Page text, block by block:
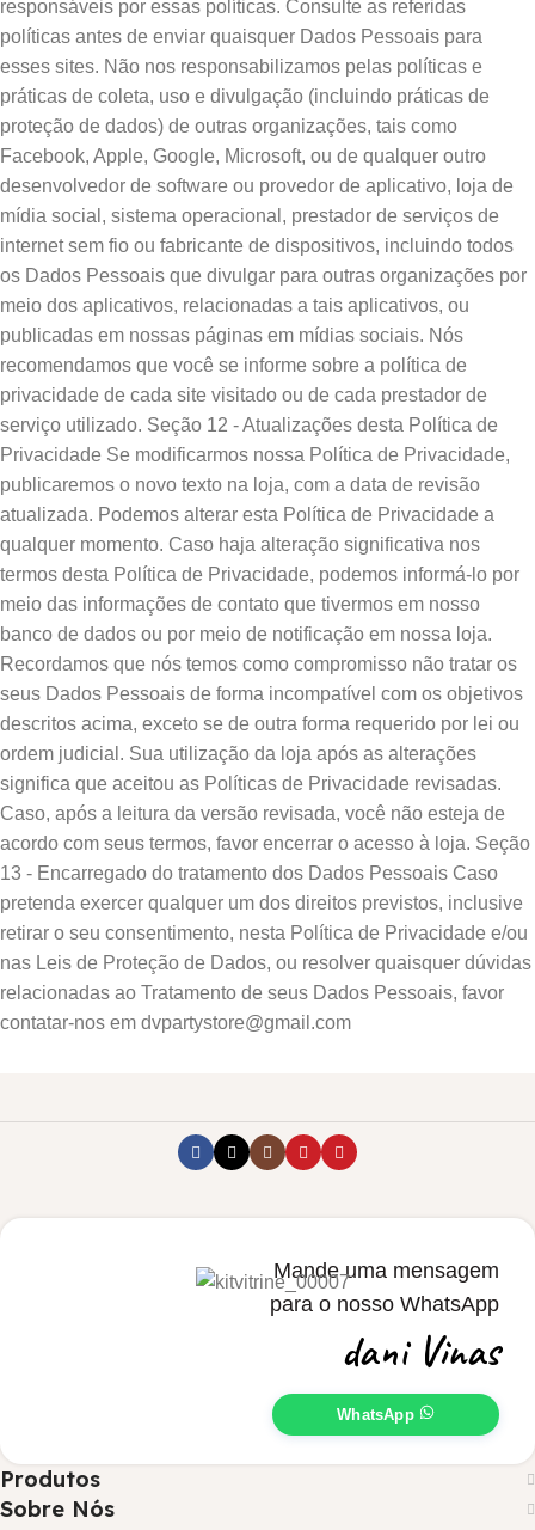
Mande uma mensagem
para o nosso WhatsApp
dani Vinas
WhatsApp
Produtos
Sobre Nós